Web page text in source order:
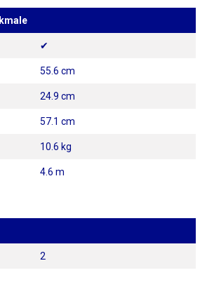
✔
55.6 cm
24.9 cm
57.1 cm
10.6 kg
4.6 m
2